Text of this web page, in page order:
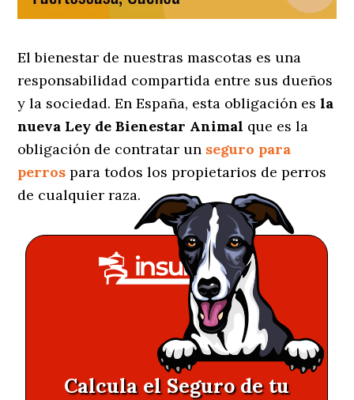
El bienestar de nuestras mascotas es una
responsabilidad compartida entre sus dueños
y la sociedad. En España, esta obligación esla
nueva Ley de Bienestar Animal que es la
obligación de contratar un seguro para
perros para todos los propietarios de perros
de cualquier raza.
Calcula el Seguro de tu